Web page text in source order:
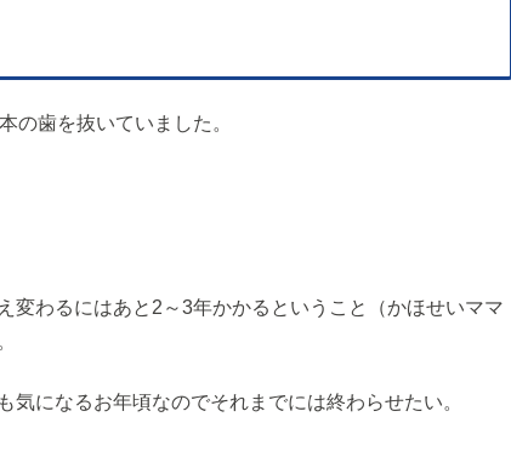
の歯を抜いていました。
変わるにはあと2～3年かかるということ（かほせいママ
になるお年頃なのでそれまでには終わらせたい。